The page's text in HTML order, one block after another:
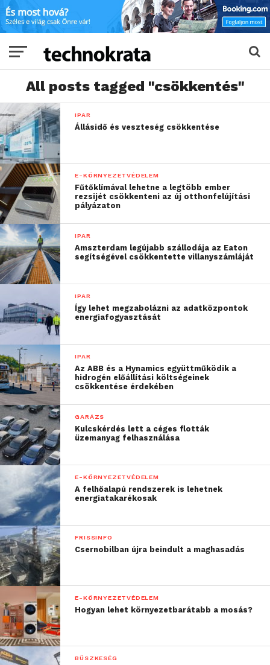
All posts tagged "csökkentés"
IPAR
Állásidő és veszteség csökkentése
E-KÖRNYEZETVÉDELEM
Fűtőklímával lehetne a legtöbb ember
rezsijét csökkenteni az új otthonfelújítási
pályázaton
IPAR
Amszterdam legújabb szállodája az Eaton
segítségével csökkentette villanyszámláját
IPAR
Így lehet megzabolázni az adatközpontok
energiafogyasztását
IPAR
Az ABB és a Hynamics együttműködik a
hidrogén előállítási költségeinek
csökkentése érdekében
GARÁZS
Kulcskérdés lett a céges flották
üzemanyag felhasználása
E-KÖRNYEZETVÉDELEM
A felhőalapú rendszerek is lehetnek
energiatakarékosak
FRISSINFO
Csernobilban újra beindult a maghasadás
E-KÖRNYEZETVÉDELEM
Hogyan lehet környezetbarátabb a mosás?
BÜSZKESÉG